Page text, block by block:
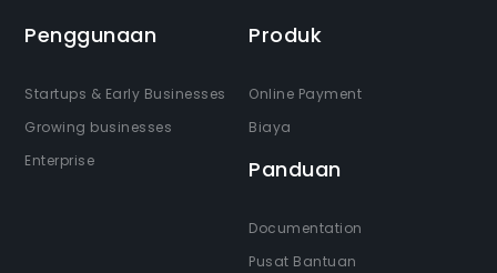
Penggunaan
Startups & Early Businesses
Growing businesses
Enterprise
Produk
Online Payment
Biaya
Panduan
Documentation
Pusat Bantuan